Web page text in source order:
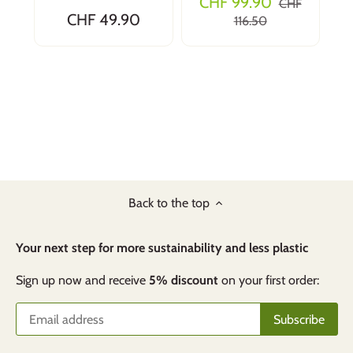
Handhabung, gute Qualität und Ausführung.
Rasche und unkomplizierte Lieferung. Hat
CHF 49.90
CHF
116.50
Back to the top
Your next step for more sustainability and less plastic
Sign up now and receive 5% discount on your first order: